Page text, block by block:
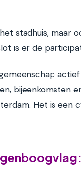
stadhuis, maar
is er de
bijeenkomsten
Het is een